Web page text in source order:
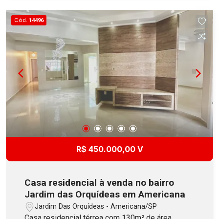
brinquedoteca e playground. Aceita
Financiamento!
Cód. 14496
R$ 450.000,00 V
Casa residencial à venda no bairro
Jardim das Orquídeas em Americana
Jardim Das Orquídeas - Americana/SP